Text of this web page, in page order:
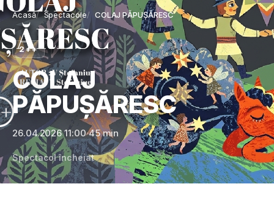
Acasă Spectacole COLAJ PĂPUȘĂRESC
2++
COLAJ
PĂPUȘĂRESC
26.04.2026 11:00·45 min
Spectacol încheiat